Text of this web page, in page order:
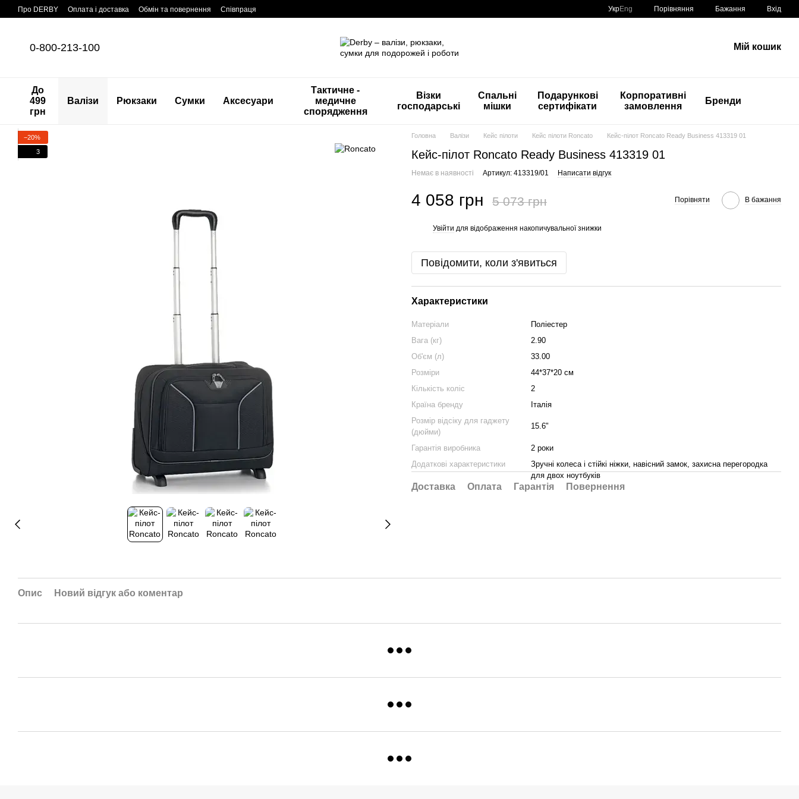
Перейти до основного контенту
Про DERBY Оплата і доставка Обмін та повернення Співпраця УкрEng Порівняння Бажання Вхід
0-800-213-100 Мій кошик
До
499
грн
Валізи Рюкзаки Сумки Аксесуари
Тактичне -
медичне
спорядження
Візки
господарські
Спальні
мішки
Подарункові
сертифікати
Корпоративні
замовлення
Бренди
−20%
3
Головна Валізи Кейс пілоти Кейс пілоти Roncato Кейс-пілот Roncato Ready Business 413319 01
Кейс-пілот Roncato Ready Business 413319 01
Немає в наявності Артикул: 413319/01 Написати відгук
4 058 грн 5 073 грн Порівняти В бажання
Увійти для відображення накопичувальної знижки
Повідомити, коли з'явиться
Характеристики
Матеріали
Поліестер
Вага (кг)
2.90
Об'єм (л)
33.00
Розміри
44*37*20 см
Кількість коліс
2
Країна бренду
Італія
Розмір відсіку для гаджету
(дюйми)
15.6"
Гарантія виробника
2 роки
Додаткові характеристики
Зручні колеса і стійкі ніжки, навісний замок, захисна перегородка
для двох ноутбуків
Доставка Оплата Гарантія Повернення
Опис Новий відгук або коментар